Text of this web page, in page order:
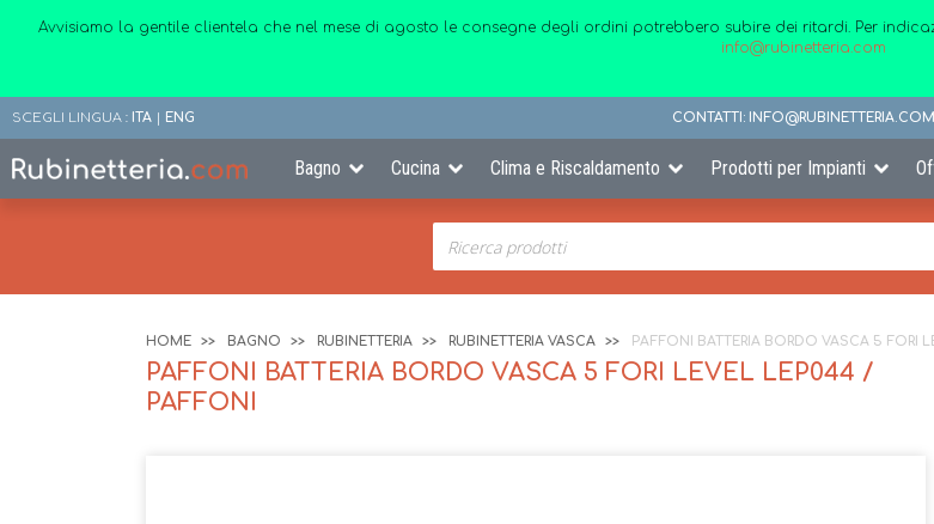
Avvisiamo la gentile clientela che nel mese di agosto le consegne degli ordini potrebbero subire dei ritardi. Per
info@rubinetteria.com
SCEGLI LINGUA : ITA | ENG CONTATTI: INFO@RUBINETTERIA.COM
Bagno Cucina Clima e Riscaldamento Prodotti per Impianti
HOME BAGNO RUBINETTERIA RUBINETTERIA VASCA PAFFONI BATTERIA BORDO VASCA 5 FORI
PAFFONI BATTERIA BORDO VASCA 5 FORI LEVEL LEP044 /
PAFFONI